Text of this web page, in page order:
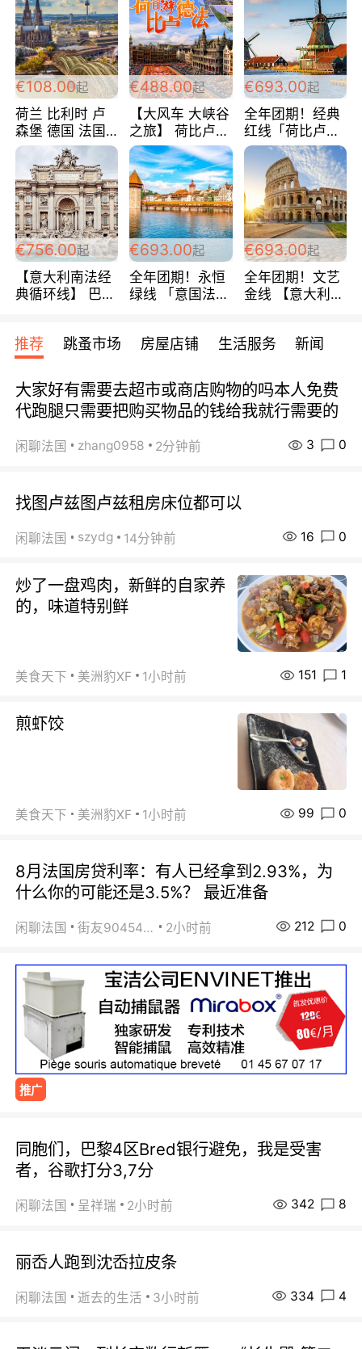
€108.00起
荷兰 比利时 卢
森堡 德国 法国
超爽玩遍西欧 循
环线 全程四星宾
馆 108欧/人/天
€488.00起
【大风车 大峡谷
之旅】 荷比卢德
法 巴黎上下 经
典五国四日游
488欧/人
€693.00起
全年团期！经典
红线「荷比卢德
法」七天循环 五
国 仅售99欧/人/
天！巴黎上下！
包拼房~
€756.00起
【意大利南法经
典循环线】 巴黎
宾馆 108欧/天起
全程756欧/位
€693.00起
全年团期！永恒
绿线 「意国法
欧/天起 ~包拼房
€693.00起
全年团期！文艺
金线 【意大利一
每周铁发！
推荐 跳蚤市场 房屋店铺 生活服务 新闻
大家好有需要去超市或商店购物的吗本人免费
代跑腿只需要把购买物品的钱给我就行需要的
闲聊法国 zhang0958 2分钟前 3 0
找图卢兹图卢兹租房床位都可以
闲聊法国 szydg 14分钟前 16 0
炒了一盘鸡肉，新鲜的自家养
的，味道特别鲜
美食天下 美洲豹XF 1小时前 151 1
煎虾饺
美食天下 美洲豹XF 1小时前 99 0
8月法国房贷利率：有人已经拿到2.93%，为
什么你的可能还是3.5%？ 最近准备
闲聊法国 街友90454511 2小时前 212 0
推广
同胞们，巴黎4区Bred银行避免，我是受害
者，谷歌打分3,7分
闲聊法国 呈祥瑞 2小时前 342 8
丽岙人跑到沈岙拉皮条
闲聊法国 逝去的生活 3小时前 334 4